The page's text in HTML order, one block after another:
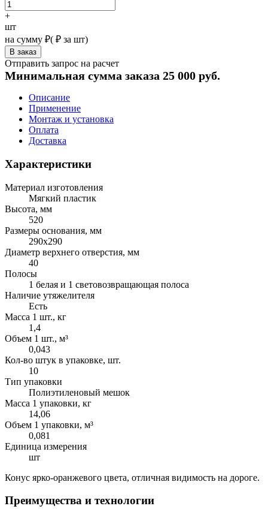
+
шт
на сумму ₽( ₽ за шт)
Отправить запрос на расчет
Минимальная сумма заказа 25 000 руб.
Описание
Применение
Монтаж и установка
Оплата
Доставка
Характеристики
Материал изготовления
Мягкий пластик
Высота, мм
520
Размеры основания, мм
290х290
Диаметр верхнего отверстия, мм
40
Полосы
1 белая и 1 световозвращающая полоса
Наличие утяжелителя
Есть
Масса 1 шт., кг
1,4
Объем 1 шт., м³
0,043
Кол-во штук в упаковке, шт.
10
Тип упаковки
Полиэтиленовый мешок
Масса 1 упаковки, кг
14,06
Объем 1 упаковки, м³
0,081
Единица измерения
шт
Конус ярко-оранжевого цвета, отличная видимость на дороге.
Преимущества и технологии